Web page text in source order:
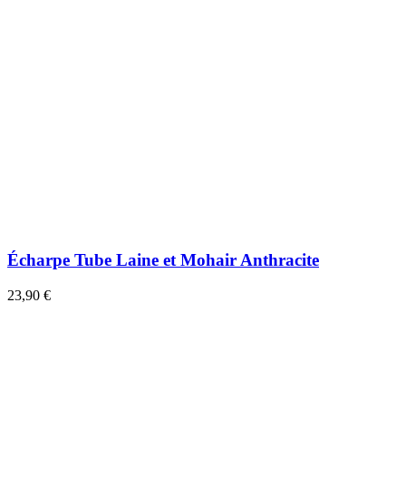
Écharpe Tube Laine et Mohair Anthracite
23,90 €